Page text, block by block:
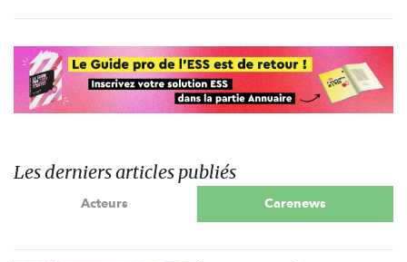
Les derniers articles publiés
Acteurs Carenews